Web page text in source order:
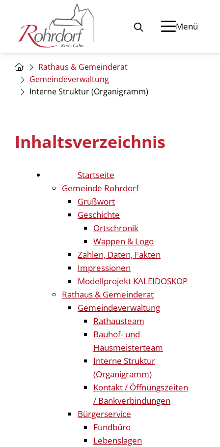
Menü
Rathaus & Gemeinderat
Gemeindeverwaltung
Interne Struktur (Organigramm)
Inhaltsverzeichnis
Startseite
Gemeinde Rohrdorf
Grußwort
Geschichte
Ortschronik
Wappen & Logo
Zahlen, Daten, Fakten
Impressionen
Modellprojekt KALEIDOSKOP
Rathaus & Gemeinderat
Gemeindeverwaltung
Rathausteam
Bauhof- und
Hausmeisterteam
Interne Struktur
(Organigramm)
Kontakt / Öffnungszeiten
/ Bankverbindungen
Bürgerservice
Fundbüro
Lebenslagen